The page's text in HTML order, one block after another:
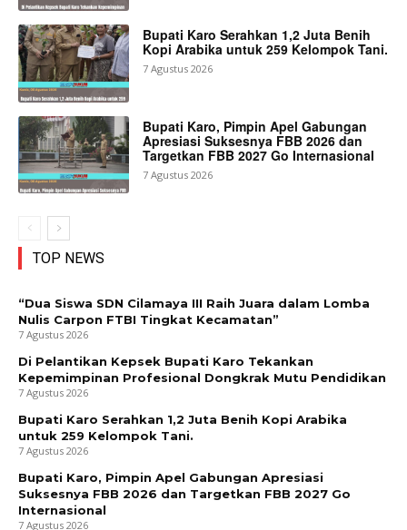
Bupati Karo Serahkan 1,2 Juta Benih
Kopi Arabika untuk 259 Kelompok Tani.
7 Agustus 2026
Bupati Karo, Pimpin Apel Gabungan
Apresiasi Suksesnya FBB 2026 dan
Targetkan FBB 2027 Go Internasional
7 Agustus 2026
TOP NEWS
“Dua Siswa SDN Cilamaya III Raih Juara dalam Lomba
Nulis Carpon FTBI Tingkat Kecamatan”
7 Agustus 2026
Di Pelantikan Kepsek Bupati Karo Tekankan
Kepemimpinan Profesional Dongkrak Mutu Pendidikan
7 Agustus 2026
Bupati Karo Serahkan 1,2 Juta Benih Kopi Arabika
untuk 259 Kelompok Tani.
7 Agustus 2026
Bupati Karo, Pimpin Apel Gabungan Apresiasi
Suksesnya FBB 2026 dan Targetkan FBB 2027 Go
Internasional
7 Agustus 2026